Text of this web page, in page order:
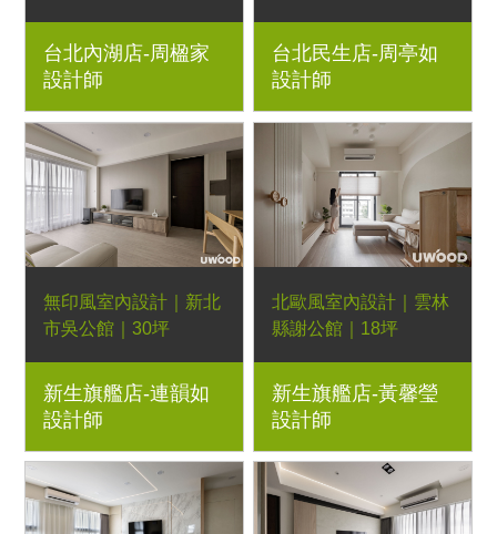
3房2廳｜優渥系統櫃、
Orderfloor超耐磨木地
板、恬靜餐桌、恬靜長
凳、小王子餐椅、格柵
餐椅、日落床架、斯曼
特塗料、LED燈條、鐵
件玻璃滑門
台北內湖店-周楹家
設計師
2房2廳｜優渥系統櫃、
玻璃屏風、花磚
台北民生店-周亭如
設計師
無印風室內設計｜新北
市吳公館｜30坪
3房2廳｜優渥系統櫃、
壁紙、六角花磚、烤漆
玻璃、Orderfloor超耐
桌、相遇長凳、brano
彩色椅
新生旗艦店-連韻如
設計師
北歐風室內設計｜雲林
縣謝公館｜18坪
3房2廳｜優渥系統櫃.H
型沙發.經典多功能邊
几.跳島餐桌.湖濱長凳.
城床架.莊園化妝桌.糖
果椅.九宮格櫃
新生旗艦店-黃馨瑩
設計師